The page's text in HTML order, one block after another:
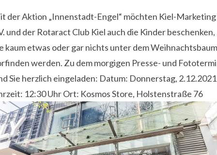
der Aktion „Innenstadt-Engel“ möchten Kiel-Marketing
und der Rotaract Club Kiel auch die Kinder beschenken,
kaum etwas oder gar nichts unter dem Weihnachtsbaum
werden. Zu dem morgigen Presse- und
Sie herzlich eingeladen: Datum: Donnerstag, 2.12.2021
12:30 Uhr Ort: Kosmos Store, Holstenstraße 76